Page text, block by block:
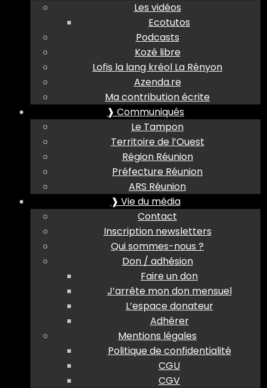
Les vidéos
Ecotutos
Podcasts
Kozé libre
Lofis la lang kréol La Rényon
Azenda.re
Ma contribution écrite
❱ Communiqués
Le Tampon
Territoire de l’Ouest
Région Réunion
Préfecture Réunion
ARS Réunion
❱ Vie du média
Contact
Inscription newsletters
Qui sommes-nous ?
Don / adhésion
Faire un don
J’arrête mon don mensuel
L’espace donateur
Adhérer
Mentions légales
Politique de confidentialité
CGU
CGV